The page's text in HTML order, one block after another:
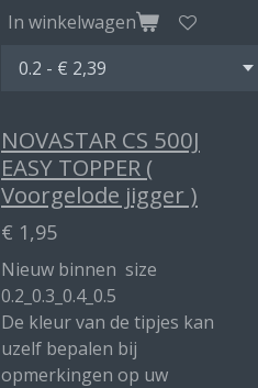
In winkelwagen
NOVASTAR CS 500J
EASY TOPPER (
Voorgelode jigger )
€ 1,95
Nieuw binnen size
0.2_0.3_0.4_0.5
De kleur van de tipjes kan
uzelf bepalen bij
opmerkingen op uw